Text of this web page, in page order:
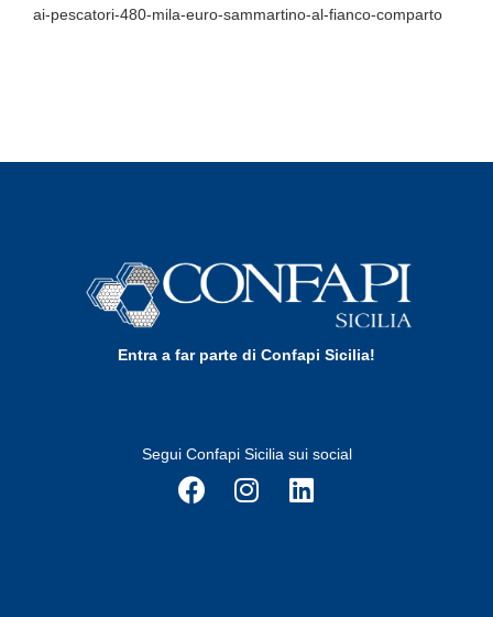
ai-pescatori-480-mila-euro-sammartino-al-fianco-comparto
Entra a far parte di Confapi Sicilia!
Segui Confapi Sicilia sui social